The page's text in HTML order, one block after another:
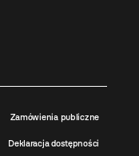
Zamówienia publiczne
Deklaracja dostępności